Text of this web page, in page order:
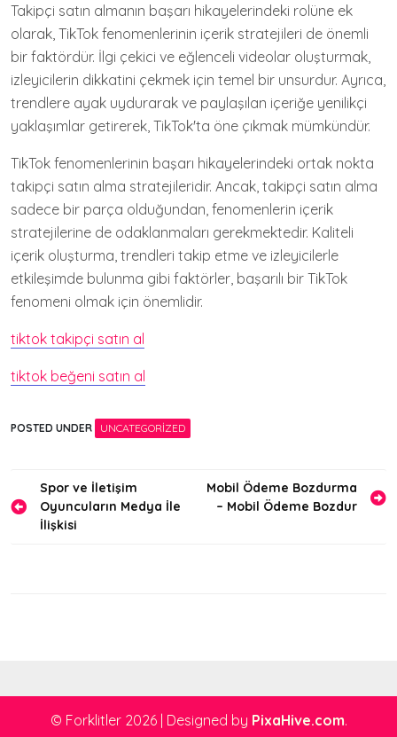
Takipçi satın almanın başarı hikayelerindeki rolüne ek
olarak, TikTok fenomenlerinin içerik stratejileri de önemli
bir faktördür. İlgi çekici ve eğlenceli videolar oluşturmak,
izleyicilerin dikkatini çekmek için temel bir unsurdur. Ayrıca,
trendlere ayak uydurarak ve paylaşılan içeriğe yenilikçi
yaklaşımlar getirerek, TikTok'ta öne çıkmak mümkündür.
TikTok fenomenlerinin başarı hikayelerindeki ortak nokta
takipçi satın alma stratejileridir. Ancak, takipçi satın alma
sadece bir parça olduğundan, fenomenlerin içerik
stratejilerine de odaklanmaları gerekmektedir. Kaliteli
içerik oluşturma, trendleri takip etme ve izleyicilerle
etkileşimde bulunma gibi faktörler, başarılı bir TikTok
fenomeni olmak için önemlidir.
tiktok takipçi satın al
tiktok beğeni satın al
POSTED UNDER UNCATEGORIZED
Yazı
gezinmesi
Spor ve İletişim
Oyuncuların Medya İle
İlişkisi
Mobil Ödeme Bozdurma
– Mobil Ödeme Bozdur
© Forklitler 2026 | Designed by PixaHive.com.